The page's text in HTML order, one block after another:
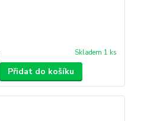
Skladem 1 ks
Přidat do košíku